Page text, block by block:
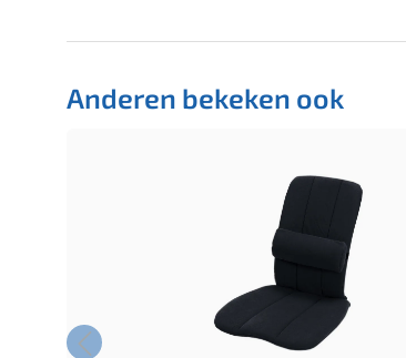
Anderen bekeken ook